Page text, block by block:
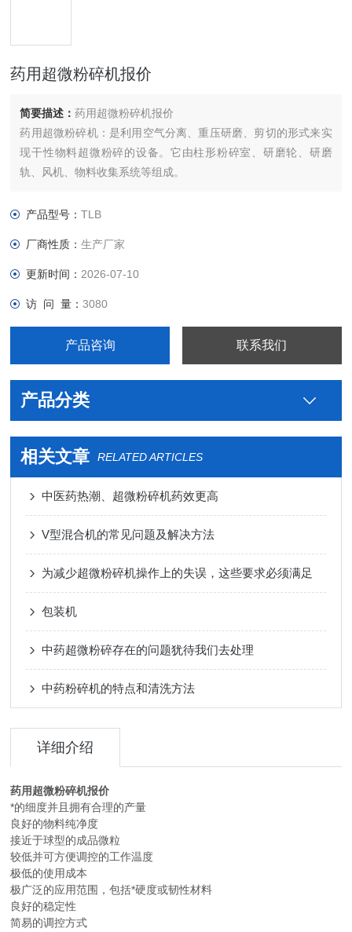
药用超微粉碎机报价
简要描述：药用超微粉碎机报价
药用超微粉碎机：是利用空气分离、重压研磨、剪切的形式来实
现干性物料超微粉碎的设备。它由柱形粉碎室、研磨轮、研磨
轨、风机、物料收集系统等组成。
产品型号：TLB
厂商性质：生产厂家
更新时间： 2026-07-10
访 问 量：3080
产品咨询 联系我们
产品分类
相关文章 RELATED ARTICLES
中医药热潮、超微粉碎机药效更高
V型混合机的常见问题及解决方法
为减少超微粉碎机操作上的失误，这些要求必须满足
包装机
中药超微粉碎存在的问题犹待我们去处理
中药粉碎机的特点和清洗方法
详细介绍
药用超微粉碎机报价
*的细度并且拥有合理的产量
良好的物料纯净度
接近于球型的成品微粒
较低并可方便调控的工作温度
极低的使用成本
极广泛的应用范围，包括*硬度或韧性材料
良好的稳定性
简易的调控方式